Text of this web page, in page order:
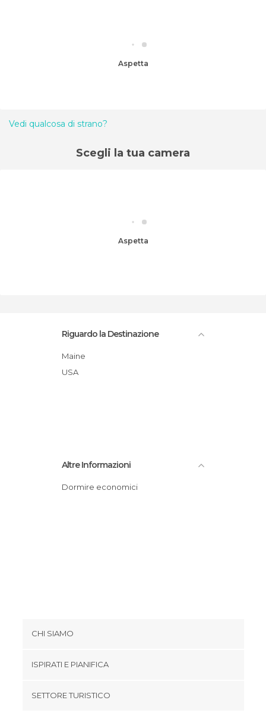
Aspetta
Vedi qualcosa di strano?
Scegli la tua camera
Aspetta
Riguardo la Destinazione
Maine
USA
Altre Informazioni
Dormire economici
CHI SIAMO
Termini e Condizioni
ISPIRATI E PIANIFICA
SETTORE TURISTICO